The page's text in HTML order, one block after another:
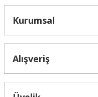
Kurumsal
Alışveriş